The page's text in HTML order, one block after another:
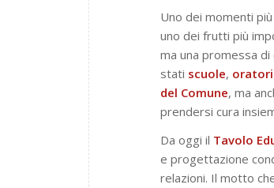
Uno dei momenti
uno dei frutti più
ma una promessa
stati scuole,
del Comune, ma
prendersi cura
Da oggi il Tavolo
e progettazione
relazioni. Il motto